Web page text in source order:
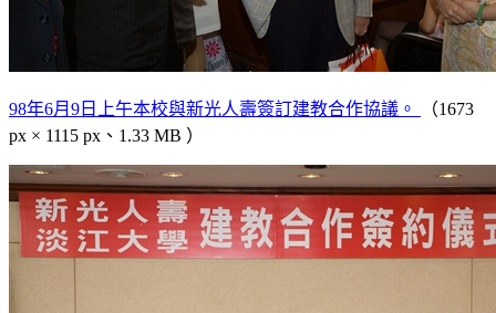
98年6月9日上午本校與新光人壽簽訂建教合作協議。
（1673
px × 1115 px、1.33 MB ）